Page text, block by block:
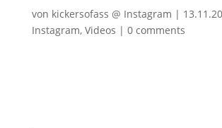
von kickersofass @ Instagram |
Instagram, Videos | 0 comments